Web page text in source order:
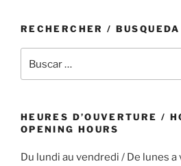
RECHERCHER /
por:
HEURES D’OUVERTURE /
OPENING HOURS
Du lundi au vendredi / De lunes a